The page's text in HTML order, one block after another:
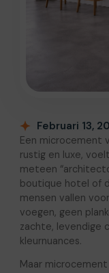
Februari 13,
Een microcement
rustig en luxe,
meteen
boutique hotel of
mensen vallen
voegen, geen
zachte, levendige
kleurnuances.
Maar microcement